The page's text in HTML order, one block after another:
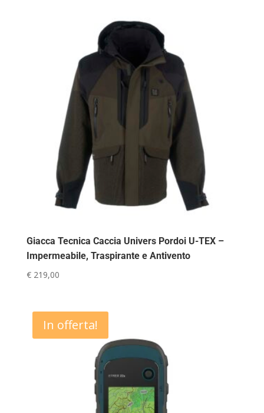
Giacca Tecnica Caccia Univers Pordoi U-TEX –
Impermeabile, Traspirante e Antivento
€219,00
In offerta!